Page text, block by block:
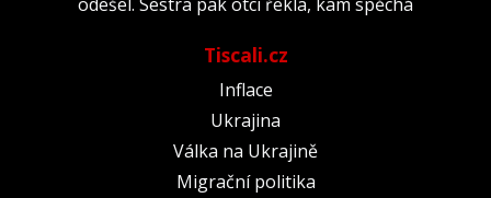
Tiscali.cz
Inflace
Ukrajina
Válka na Ukrajině
Migrační politika